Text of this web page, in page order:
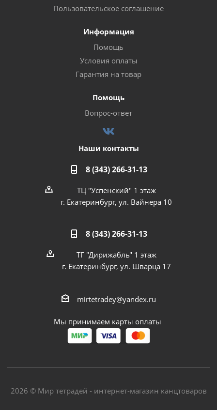
Пользовательское соглашение
Информация
Помощь
Условия оплаты
Гарантия на товар
Помощь
Вопрос-ответ
Наши контакты
8 (343) 266-31-13
ТЦ "Успенский" 1 этаж
г. Екатеринбург, ул. Вайнера 10
8 (343) 266-31-13
ТГ "Дирижабль" 1 этаж
г. Екатеринбург, ул. Шварца 17
mirtetradey@yandex.ru
Мы принимаем карты оплаты
2026 © Мир тетрадей - интернет-магазин канцтоваров